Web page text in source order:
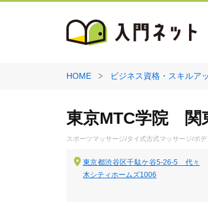
HOME ビジネス資格・スキルア
東京MTC学院 関
スポーツマッサージ/タイ式古式マッサージ/ボ
東京都渋谷区千駄ケ谷5-26-5 代々
木シティホームズ1006